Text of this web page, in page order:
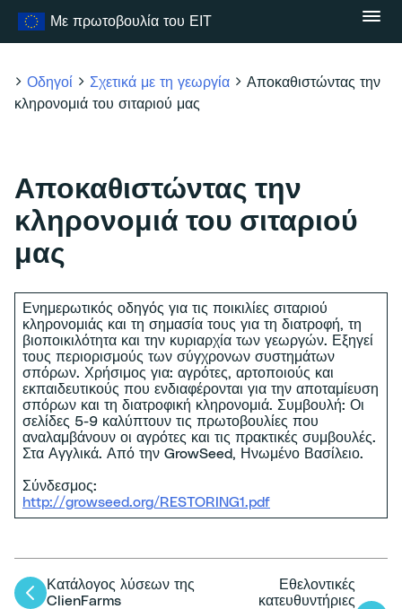
Με πρωτοβουλία του ΕΙΤ
Οδηγοί Σχετικά με τη γεωργία
Αποκαθιστώντας την
κληρονομιά του σιταριού μας
Αποκαθιστώντας την
κληρονομιά του σιταριού
μας
Ενημερωτικός οδηγός για τις ποικιλίες σιταριού
κληρονομιάς και τη σημασία τους για τη διατροφή, τη
βιοποικιλότητα και την κυριαρχία των γεωργών. Εξηγεί
τους περιορισμούς των σύγχρονων συστημάτων
σπόρων. Χρήσιμος για: αγρότες, αρτοποιούς και
εκπαιδευτικούς που ενδιαφέρονται για την αποταμίευση
σπόρων και τη διατροφική κληρονομιά. Συμβουλή: Οι
σελίδες 5-9 καλύπτουν τις πρωτοβουλίες που
αναλαμβάνουν οι αγρότες και τις πρακτικές συμβουλές.
Στα Αγγλικά. Από την GrowSeed, Ηνωμένο Βασίλειο.
Σύνδεσμος:
http://growseed.org/RESTORING1.pdf
Πλοήγηση
Κατάλογος λύσεων της
ClienFarms
Εθελοντικές
κατευθυντήριες